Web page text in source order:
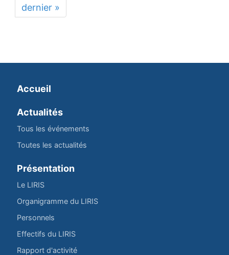
dernier »
Accueil
Actualités
Tous les événements
Toutes les actualités
Présentation
Le LIRIS
Organigramme du LIRIS
Personnels
Effectifs du LIRIS
Rapport d'activité